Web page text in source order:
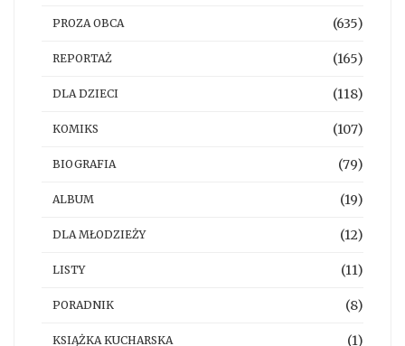
PROZA OBCA (635)
REPORTAŻ (165)
DLA DZIECI (118)
KOMIKS (107)
BIOGRAFIA (79)
ALBUM (19)
DLA MŁODZIEŻY (12)
LISTY (11)
PORADNIK (8)
KSIĄŻKA KUCHARSKA (1)